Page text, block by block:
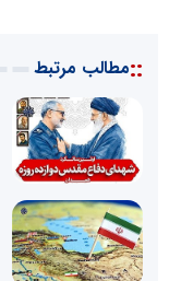
::مطالب مرتبط